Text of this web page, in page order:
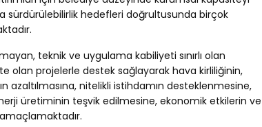
sürdürülebilirlik hedefleri doğrultusunda birçok
teknik ve uygulama kabiliyeti sınırlı olan
olan projelerle destek sağlayarak hava kirliliğinin,
azaltılmasına, nitelikli istihdamın desteklenmesine,
üretiminin teşvik edilmesine, ekonomik etkilerin ve
amaçlamaktadır.